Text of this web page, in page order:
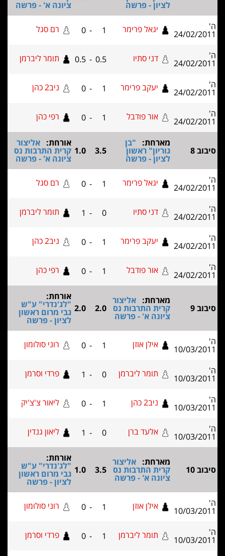
לציון - פרשה ציונה א' - פרשה
24/ יגאל פרימר 1
- רם סגל
24/ דני סתיו 0.5
0.5 תומר ליברמן
24/ יעקב פרימר 1
- ניב2 כהן
24/ אור פודבל 1 רפי כהן
מארחת:"בן
גוריון" ראשון
לציון - פרשה
3.5
1.0
אליצור
קרית התרבות נס
ציונה א' - פרשה
24/ יגאל פרימר 1
- רם סגל
24/ דני סתיו 0 תומר ליברמן
24/ יעקב פרימר 1
- ניב2 כהן
24/ אור פודבל 1 רפי כהן
מארחת:אליצור
קרית התרבות נס
ציונה א' - פרשה
2.0
2.0 "לג'נדרי" ע"ש
גבי מרום ראשון
לציון - פרשה
10/ אילן אוזן 1 רוני סולומון
10/ תומר ליברמן 0
- פרדי וסרמן
10/ ניב2 כהן 1 ליאור צ'צ'יק
10/ אלעד ברן 0 ליאון גנדין
מארחת:אליצור
קרית התרבות נס
ציונה א' - פרשה
3.5
1.0 "לג'נדרי" ע"ש
גבי מרום ראשון
לציון - פרשה
10/ אילן אוזן 1 רוני סולומון
10/ תומר ליברמן 1
- פרדי וסרמן